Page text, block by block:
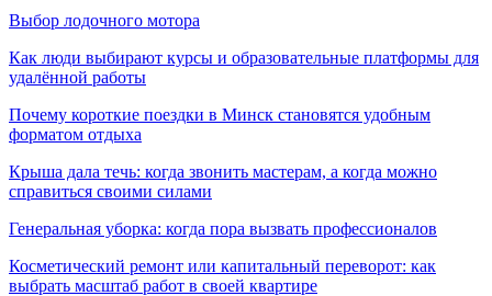
Выбор лодочного мотора
Как люди выбирают курсы и образовательные платформы для
удалённой работы
Почему короткие поездки в Минск становятся удобным
форматом отдыха
Крыша дала течь: когда звонить мастерам, а когда можно
справиться своими силами
Генеральная уборка: когда пора вызвать профессионалов
Косметический ремонт или капитальный переворот: как
выбрать масштаб работ в своей квартире